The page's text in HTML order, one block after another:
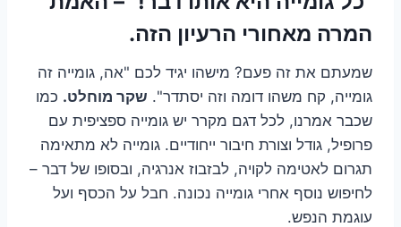
המרה מאחורי הרעיון הזה.
שמעתם את זה פעם? מישהו יגיד לכם "אה, גומייה זה
גומייה, קח משהו דומה וזה יסתדר". שקר מוחלט. כמו
שכבר אמרנו, לכל דגם מקרר יש גומייה ספציפית עם
פרופיל, גודל וצורת חיבור ייחודיים. גומייה לא מתאימה
תגרום לאטימה לקויה, לבזבוז אנרגיה, ובסופו של דבר –
לחיפוש נוסף אחרי גומייה נכונה. חבל על הכסף ועל
עוגמת הנפש.